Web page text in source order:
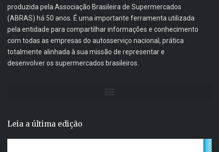
produzida pela Associação Brasileira de Supermercados
(ABRAS) há 50 anos. É uma importante ferramenta utilizada
pela entidade para compartilhar informações e conhecimento
com todas as empresas do autosserviço nacional, prática
totalmente alinhada à sua missão de representar e
desenvolver os supermercados brasileiros.
Leia a última edição